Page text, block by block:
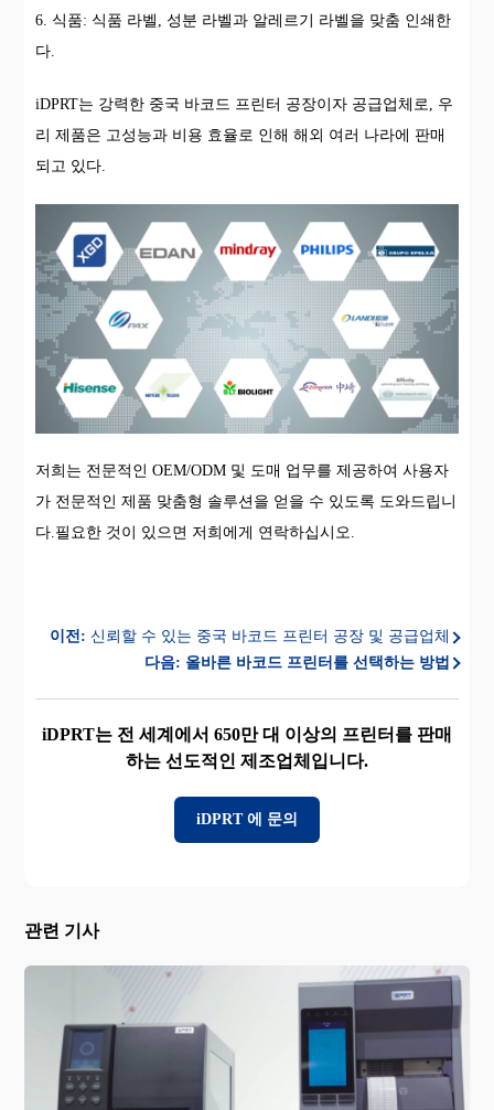
6. 식품: 식품 라벨, 성분 라벨과 알레르기 라벨을 맞춤 인쇄한
다.
iDPRT는 강력한 중국 바코드 프린터 공장이자 공급업체로, 우
리 제품은 고성능과 비용 효율로 인해 해외 여러 나라에 판매
되고 있다.
저희는 전문적인 OEM/ODM 및 도매 업무를 제공하여 사용자
가 전문적인 제품 맞춤형 솔루션을 얻을 수 있도록 도와드립니
다.필요한 것이 있으면 저희에게 연락하십시오.
이전: 신뢰할 수 있는 중국 바코드 프린터 공장 및 공급업체
다음: 올바른 바코드 프린터를 선택하는 방법
iDPRT는 전 세계에서 650만 대 이상의 프린터를 판매
하는 선도적인 제조업체입니다.
iDPRT 에 문의
관련 기사